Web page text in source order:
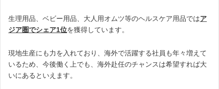
生理用品、ベビー用品、大人用オムツ等のヘルスケア用品ではア
ジア圏でシェア1位を獲得しています。
現地生産にも力を入れており、海外で活躍する社員も年々増えて
いるため、今後働く上でも、海外赴任のチャンスは希望すれば大
いにあるといえます。